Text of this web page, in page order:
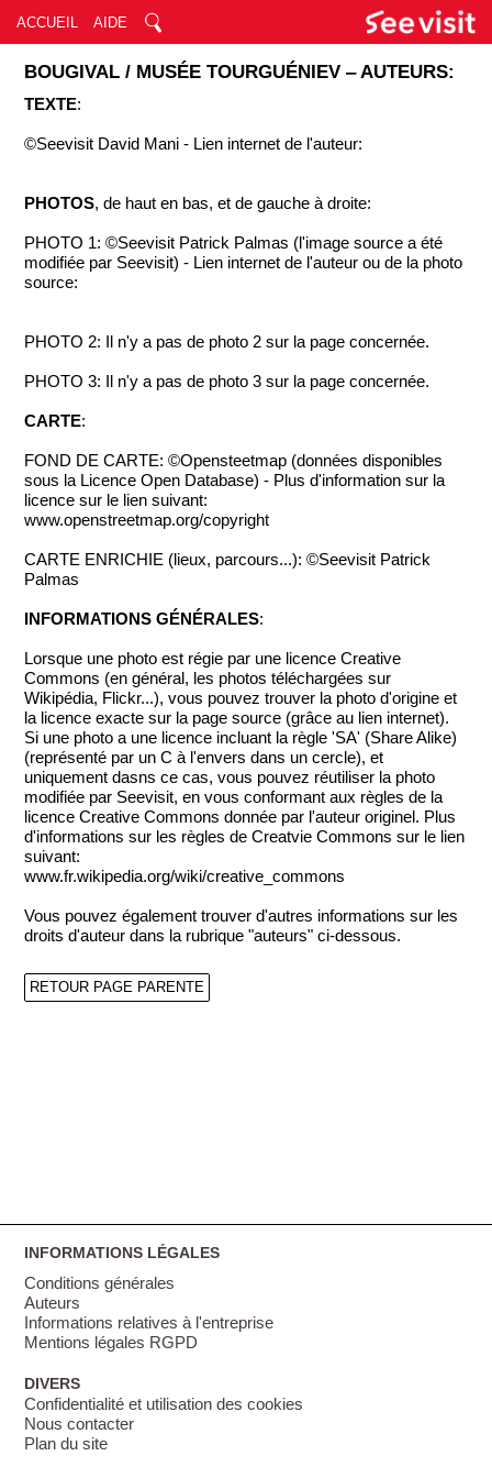
ACCUEIL AIDE
BOUGIVAL / MUSÉE TOURGUÉNIEV ‒ AUTEURS:
TEXTE:
©Seevisit David Mani - Lien internet de l'auteur:
PHOTOS, de haut en bas, et de gauche à droite:
PHOTO 1: ©Seevisit Patrick Palmas (l'image source a été
modifiée par Seevisit) - Lien internet de l'auteur ou de la photo
source:
PHOTO 2: Il n'y a pas de photo 2 sur la page concernée.
PHOTO 3: Il n'y a pas de photo 3 sur la page concernée.
CARTE:
FOND DE CARTE: ©Opensteetmap (données disponibles
sous la Licence Open Database) - Plus d'information sur la
licence sur le lien suivant:
www.openstreetmap.org/copyright
CARTE ENRICHIE (lieux, parcours...): ©Seevisit Patrick
Palmas
INFORMATIONS GÉNÉRALES:
Lorsque une photo est régie par une licence Creative
Commons (en général, les photos téléchargées sur
Wikipédia, Flickr...), vous pouvez trouver la photo d'origine et
la licence exacte sur la page source (grâce au lien internet).
Si une photo a une licence incluant la règle 'SA' (Share Alike)
(représenté par un C à l'envers dans un cercle), et
uniquement dasns ce cas, vous pouvez réutiliser la photo
modifiée par Seevisit, en vous conformant aux règles de la
licence Creative Commons donnée par l'auteur originel. Plus
d'informations sur les règles de Creatvie Commons sur le lien
suivant:
www.fr.wikipedia.org/wiki/creative_commons
Vous pouvez également trouver d'autres informations sur les
droits d'auteur dans la rubrique "auteurs" ci-dessous.
RETOUR PAGE PARENTE
INFORMATIONS LÉGALES
Conditions générales
Auteurs
Informations relatives à l'entreprise
Mentions légales RGPD
DIVERS
Confidentialité et utilisation des cookies
Nous contacter
Plan du site